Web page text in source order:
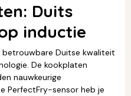
Duits
inductie
Duitse kwaliteit
De kookplaten
nauwkeurige
PerfectFry-sensor heb je